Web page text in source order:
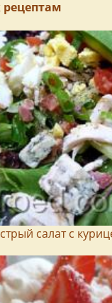
салат с